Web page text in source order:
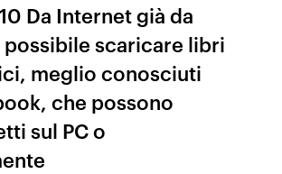
Da Internet già da
scaricare libri
meglio conosciuti
che possono
sul PC o